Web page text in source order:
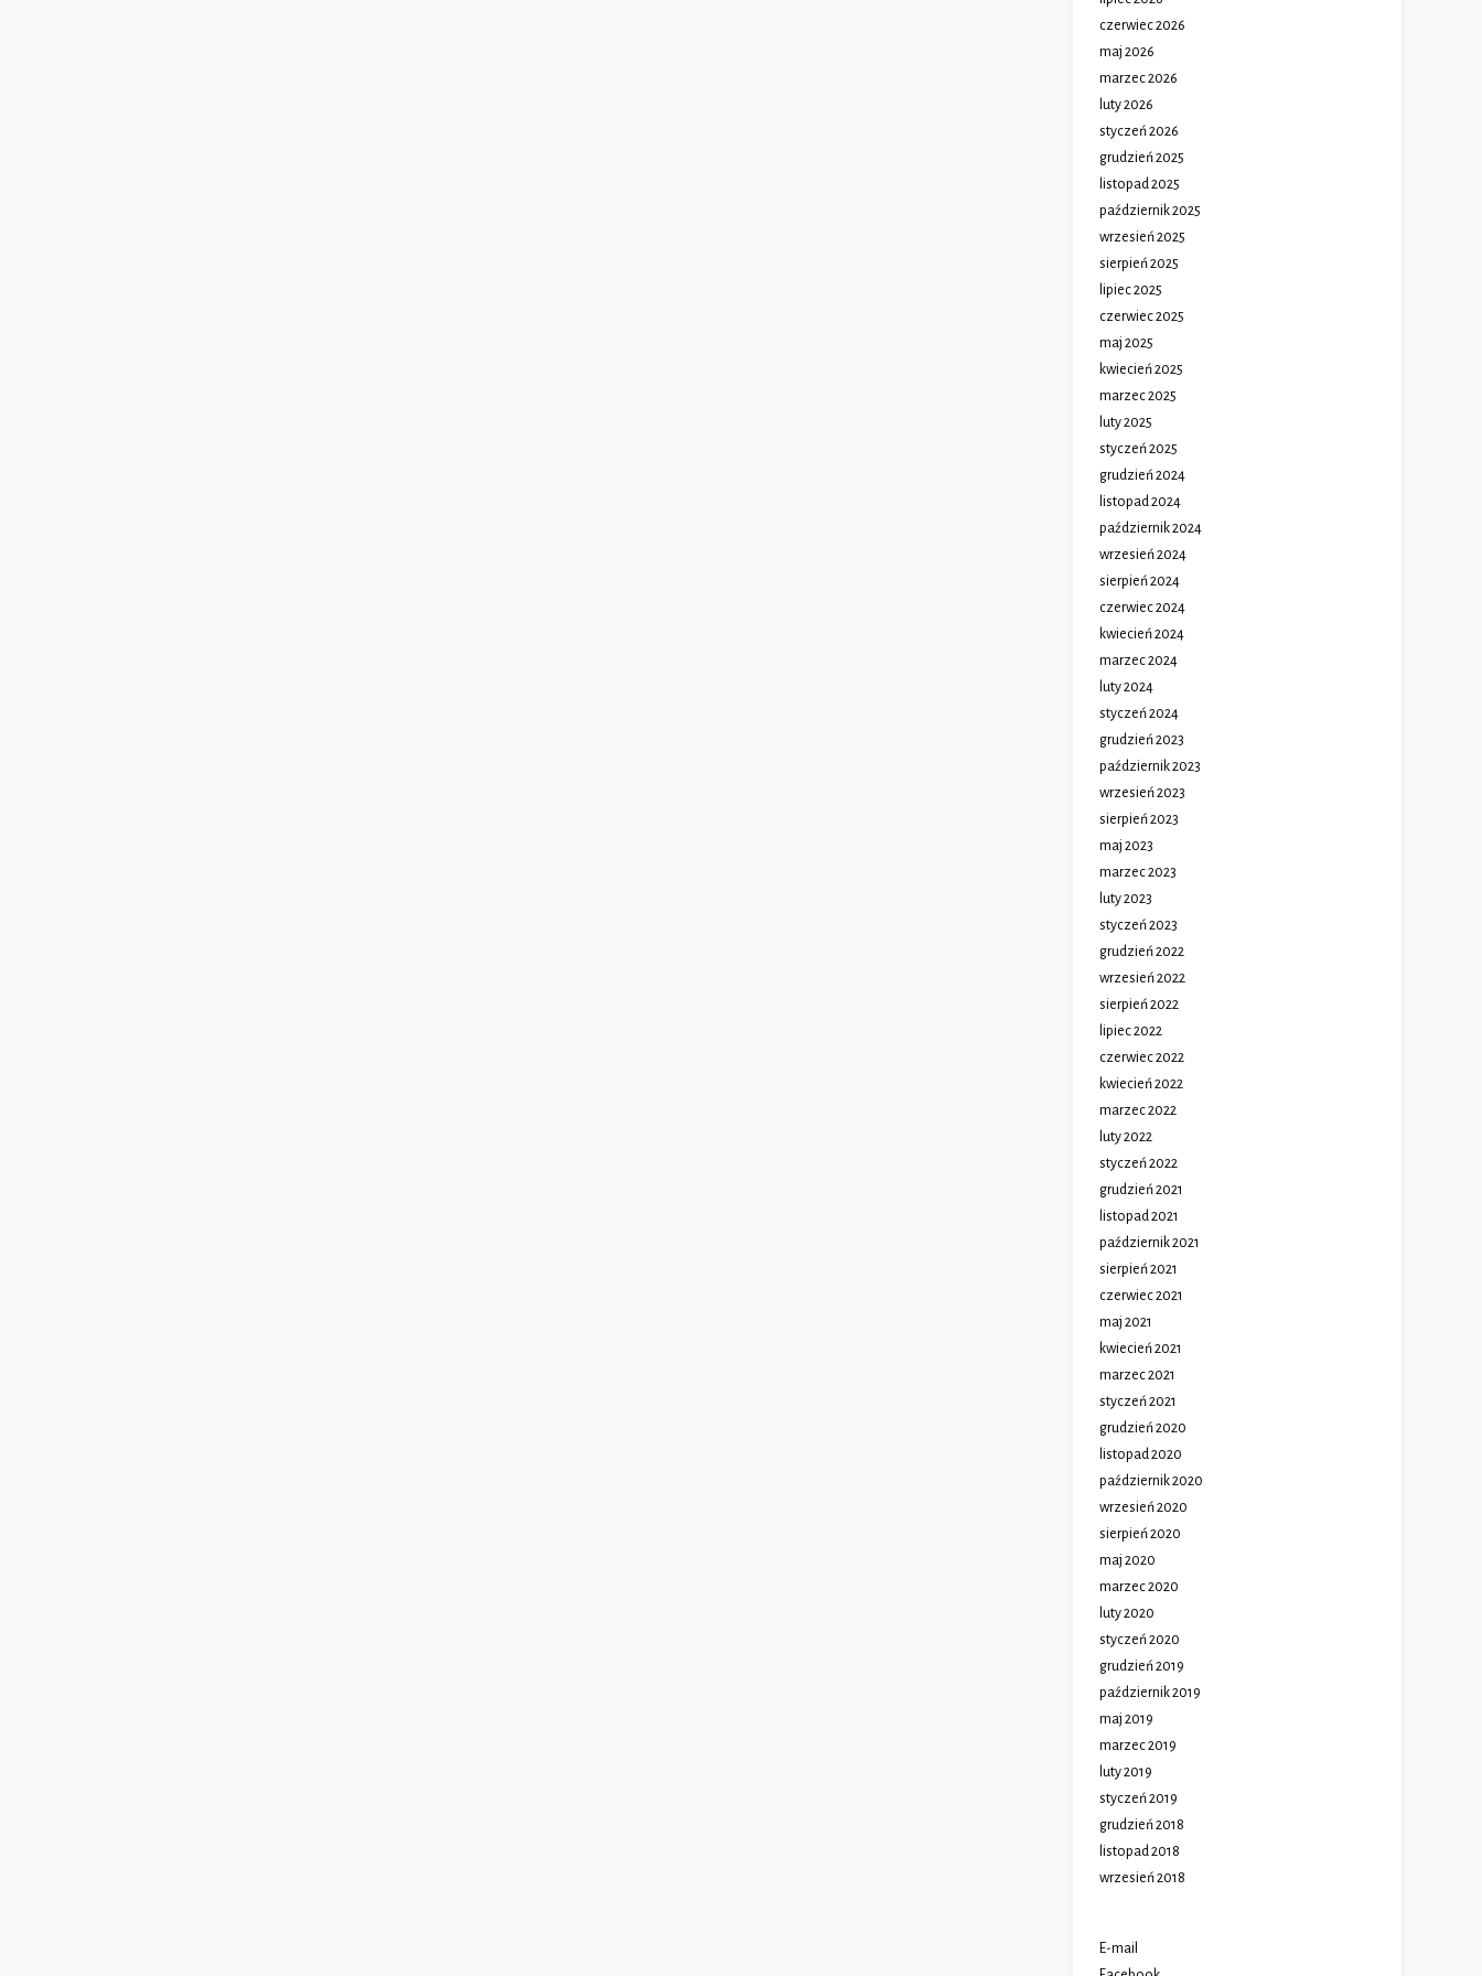
czerwiec 2026
maj 2026
marzec 2026
luty 2026
styczeń 2026
grudzień 2025
listopad 2025
październik 2025
wrzesień 2025
sierpień 2025
lipiec 2025
czerwiec 2025
maj 2025
kwiecień 2025
marzec 2025
luty 2025
styczeń 2025
grudzień 2024
listopad 2024
październik 2024
wrzesień 2024
sierpień 2024
czerwiec 2024
kwiecień 2024
marzec 2024
luty 2024
styczeń 2024
grudzień 2023
październik 2023
wrzesień 2023
sierpień 2023
maj 2023
marzec 2023
luty 2023
styczeń 2023
grudzień 2022
wrzesień 2022
sierpień 2022
lipiec 2022
czerwiec 2022
kwiecień 2022
marzec 2022
luty 2022
styczeń 2022
grudzień 2021
listopad 2021
październik 2021
sierpień 2021
czerwiec 2021
maj 2021
kwiecień 2021
marzec 2021
styczeń 2021
grudzień 2020
listopad 2020
październik 2020
wrzesień 2020
sierpień 2020
maj 2020
marzec 2020
luty 2020
styczeń 2020
grudzień 2019
październik 2019
maj 2019
marzec 2019
luty 2019
styczeń 2019
grudzień 2018
listopad 2018
wrzesień 2018
E-mail